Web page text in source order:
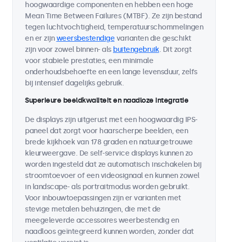
hoogwaardige componenten en hebben een hoge
Mean Time Between Failures (MTBF). Ze zijn bestand
tegen luchtvochtigheid, temperatuurschommelingen
en er zijnweersbestendige varianten die geschikt
zijn voor zowel binnen- als buitengebruik. Dit zorgt
voor stabiele prestaties, een minimale
onderhoudsbehoefte en een lange levensduur, zelfs
bij intensief dagelijks gebruik.
Superieure beeldkwaliteit en naadloze integratie
De displays zijn uitgerust met een hoogwaardig IPS-
paneel dat zorgt voor haarscherpe beelden, een
brede kijkhoek van 178 graden en natuurgetrouwe
kleurweergave. De self-service displays kunnen zo
worden ingesteld dat ze automatisch inschakelen bij
stroomtoevoer of een videosignaal en kunnen zowel
in landscape- als portraitmodus worden gebruikt.
Voor inbouwtoepassingen zijn er varianten met
stevige metalen behuizingen, die met de
meegeleverde accessoires weerbestendig en
naadloos geïntegreerd kunnen worden, zonder dat